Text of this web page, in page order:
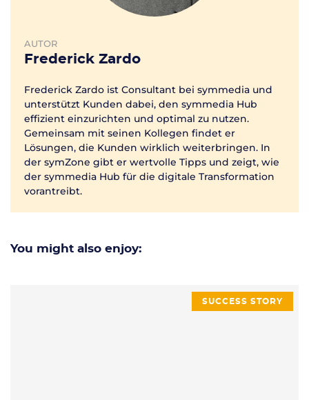
AUTOR
Frederick Zardo
Frederick Zardo ist Consultant bei symmedia und
unterstützt Kunden dabei, den symmedia Hub
effizient einzurichten und optimal zu nutzen.
Gemeinsam mit seinen Kollegen findet er
Lösungen, die Kunden wirklich weiterbringen. In
der symZone gibt er wertvolle Tipps und zeigt, wie
der symmedia Hub für die digitale Transformation
vorantreibt.
You might also enjoy:
SUCCESS STORY